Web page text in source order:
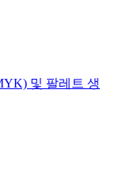
및 팔레트 생